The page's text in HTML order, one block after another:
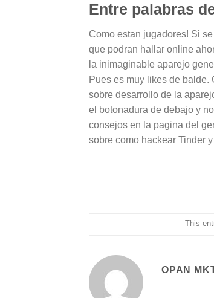
Entre palabras
Como estan jugadores! Si
que podran hallar online
la inimaginable aparejo
Pues es muy likes de
sobre desarrollo de la
el botonadura de debajo y
consejos en la pagina del
sobre como hackear Tinder
This
OPAN